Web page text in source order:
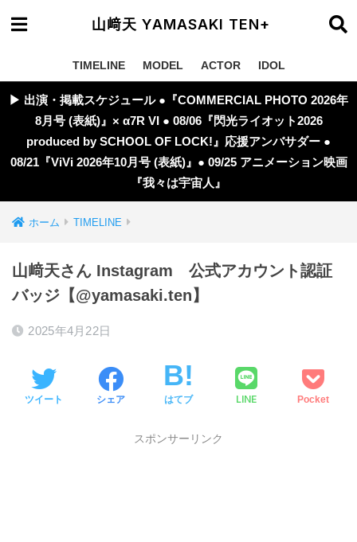
山﨑天 YAMASAKI TEN+
TIMELINE MODEL ACTOR IDOL
▶︎ 出演・掲載スケジュール ●『COMMERCIAL PHOTO 2026年
8月号 (表紙)』× α7R VI ● 08/06『閃光ライオット2026
produced by SCHOOL OF LOCK!』応援アンバサダー ●
08/21『ViVi 2026年10月号 (表紙)』● 09/25 アニメーション映画
『我々は宇宙人』
ホーム TIMELINE
山﨑天さん Instagram 公式アカウント認証
バッジ【@yamasaki.ten】
2025年4月22日
ツイート シェア はてブ LINE Pocket
スポンサーリンク